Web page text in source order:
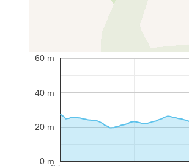
0 m
20 m
40 m
60 m